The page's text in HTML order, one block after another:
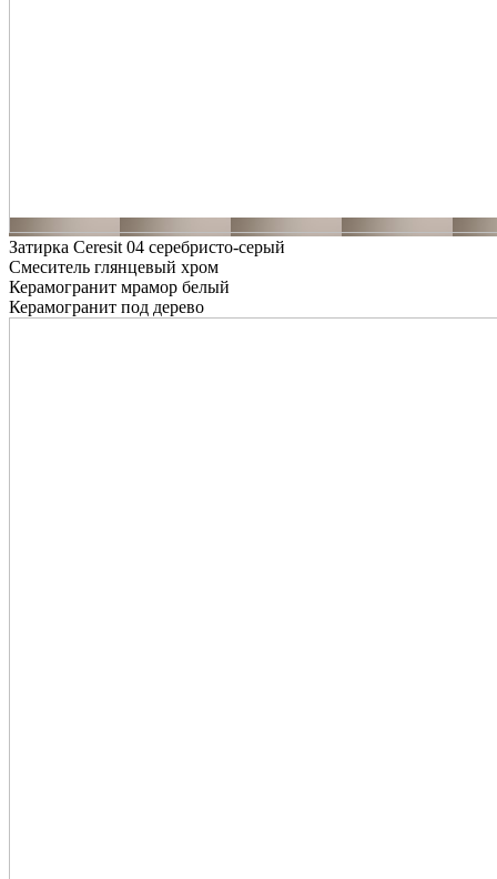
Затирка Ceresit 04 серебристо-серый
Смеситель глянцевый хром
Керамогранит мрамор белый
Керамогранит под дерево